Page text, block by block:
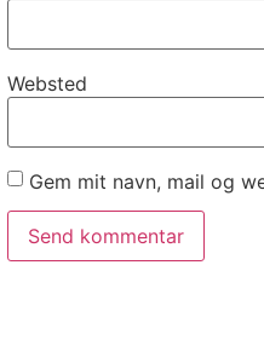
Websted
Gem mit navn, mail og